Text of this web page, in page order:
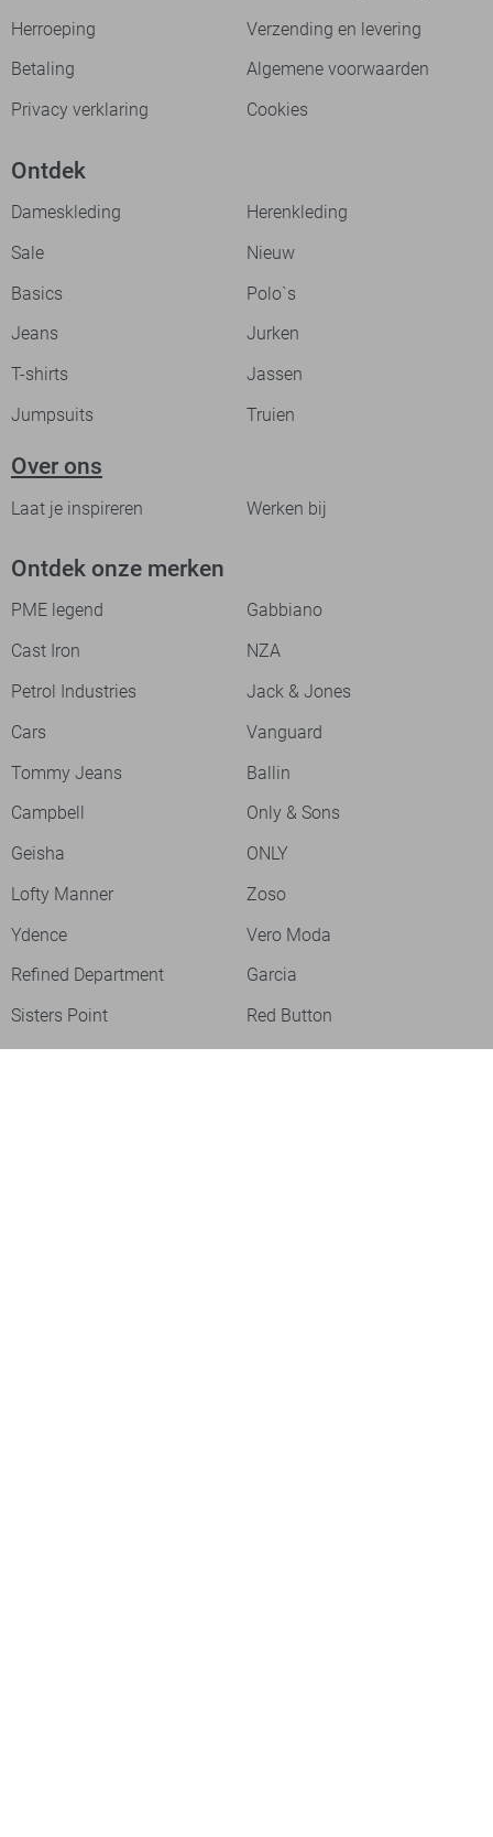
Herroeping
Verzending en levering
Betaling
Algemene voorwaarden
Privacy verklaring
Cookies
Ontdek
Dameskleding
Herenkleding
Sale
Nieuw
Basics
Polo`s
Jeans
Jurken
T-shirts
Jassen
Jumpsuits
Truien
Over ons
Laat je inspireren Werken bij
Ontdek onze merken
PME legend
Gabbiano
Cast Iron
NZA
Petrol Industries
Jack & Jones
Cars
Vanguard
Tommy Jeans
Ballin
Campbell
Only & Sons
Geisha
ONLY
Lofty Manner
Zoso
Ydence
Vero Moda
Refined Department
Garcia
Sisters Point
Red Button
JDY
Fluresk